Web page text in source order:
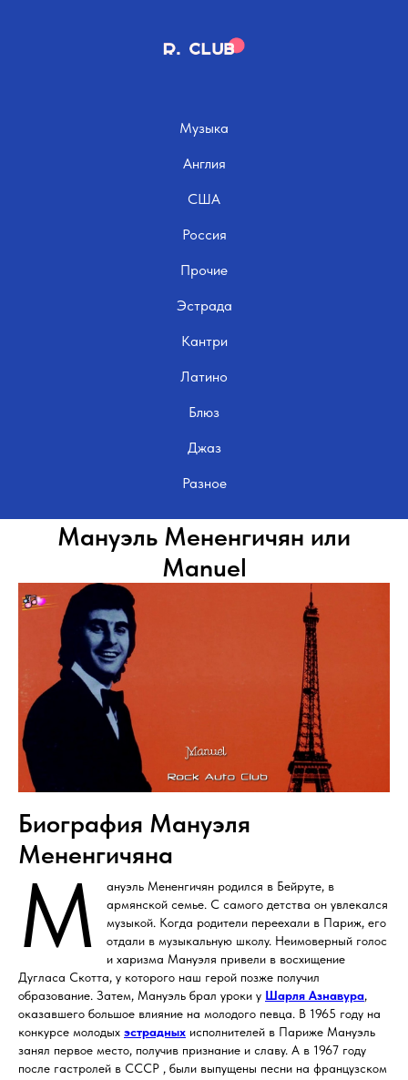
Музыка
Англия
США
Россия
Прочие
Эстрада
Кантри
Латино
Блюз
Джаз
Разное
Мануэль Мененгичян или
Manuel
Биография Мануэля
Мененгичяна
М
ануэль Мененгичян родился в Бейруте, в
армянской семье. С самого детства он увлекался
музыкой. Когда родители переехали в Париж, его
отдали в музыкальную школу. Неимоверный голос
и харизма Мануэля привели в восхищение
Дугласа Скотта, у которого наш герой позже получил
образование. Затем, Мануэль брал уроки у Шарля Азнавура,
оказавшего большое влияние на молодого певца. В 1965 году на
конкурсе молодых эстрадных исполнителей в Париже Мануэль
занял первое место, получив признание и славу. А в 1967 году
после гастролей в СССР , были выпущены песни на французском